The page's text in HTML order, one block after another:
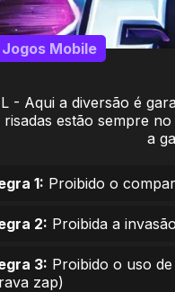
- Aqui a diversão é
risadas estão sempre
a
Jogos Mobile
1: Proibido o
2: Proibida a
3: Proibido o uso
zap)